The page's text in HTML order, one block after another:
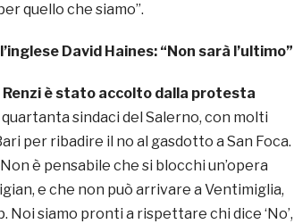
quello che siamo”.
David Haines: “Non sarà l’ultimo”
è stato accolto dalla protesta
quartanta sindaci del Salerno, con molti
per ribadire il no al gasdotto a San Foca.
è pensabile che si blocchi un’opera
e che non può arrivare a Ventimiglia,
Noi siamo pronti a rispettare chi dice ‘No’,